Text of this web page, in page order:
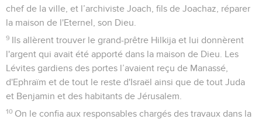
chef de la ville, et l’archiviste Joach, fils de Joachaz, réparer
la maison de l'Eternel, son Dieu.
9 Ils allèrent trouver le grand-prêtre Hilkija et lui donnèrent
l'argent qui avait été apporté dans la maison de Dieu. Les
Lévites gardiens des portes l’avaient reçu de Manassé,
d'Ephraïm et de tout le reste d'Israël ainsi que de tout Juda
et Benjamin et des habitants de Jérusalem.
10 On le confia aux responsables chargés des travaux dans la